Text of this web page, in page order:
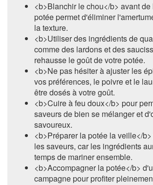
<b>Blanchir le chou</b> avant
potée permet d'éliminer
la texture.
<b>Utiliser des ingrédients de
comme des lardons et des
rehausse le goût de votre potée.
<b>Ne pas hésiter à ajuster les
vos préférences, le poivre et le
être dosés à votre goût.
<b>Cuire à feu doux</b> pour
saveurs de bien se mélanger et
savoureux.
<b>Préparer la potée la veille</
les saveurs, car les ingrédients
temps de mariner ensemble.
<b>Accompagner la potée</b>
campagne pour profiter